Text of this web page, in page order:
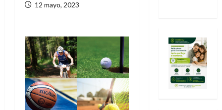
12 mayo, 2023